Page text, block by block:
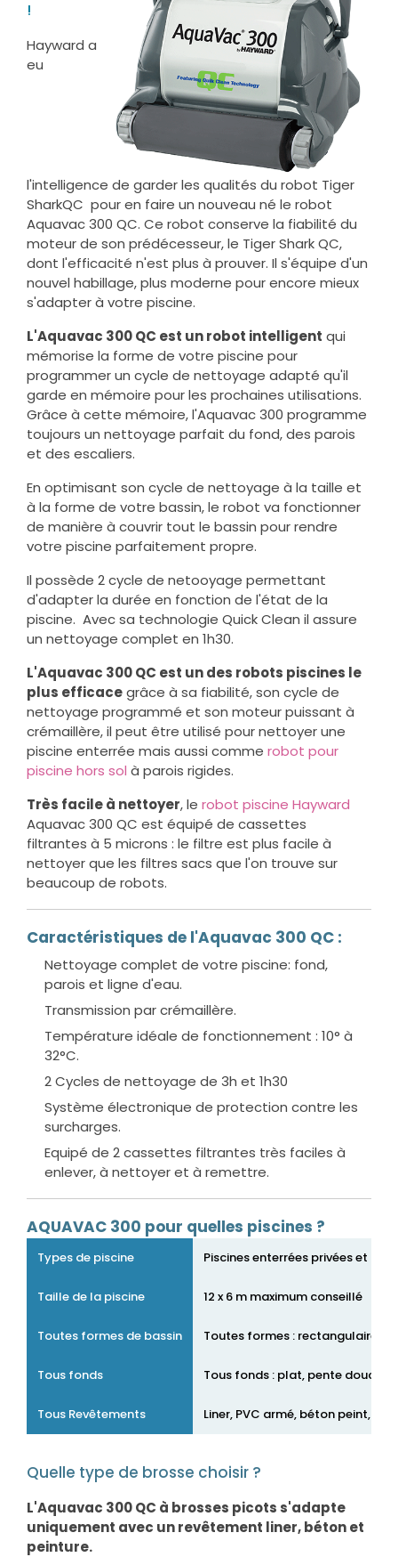
!
Hayward a
eu
l'intelligence de garder les qualités du robot Tiger
SharkQC pour en faire un nouveau né le robot
Aquavac 300 QC. Ce robot conserve la fiabilité du
moteur de son prédécesseur, le Tiger Shark QC,
dont l'efficacité n'est plus à prouver. Il s'équipe d'un
nouvel habillage, plus moderne pour encore mieux
s'adapter à votre piscine.
L'Aquavac 300 QC est un robot intelligent qui
mémorise la forme de votre piscine pour
programmer un cycle de nettoyage adapté qu'il
garde en mémoire pour les prochaines utilisations.
Grâce à cette mémoire, l'Aquavac 300 programme
toujours un nettoyage parfait du fond, des parois
et des escaliers.
En optimisant son cycle de nettoyage à la taille et
à la forme de votre bassin, le robot va fonctionner
de manière à couvrir tout le bassin pour rendre
votre piscine parfaitement propre.
Il possède 2 cycle de netooyage permettant
d'adapter la durée en fonction de l'état de la
piscine. Avec sa technologie Quick Clean il assure
un nettoyage complet en 1h30.
L'Aquavac 300 QC est un des robots piscines le
plus efficacegrâce à sa fiabilité, son cycle de
nettoyage programmé et son moteur puissant à
crémaillère, il peut être utilisé pour nettoyer une
piscine enterrée mais aussi comme robot pour
piscine hors sol à parois rigides.
Très facile à nettoyer, le robot piscine Hayward
Aquavac 300 QC est équipé de cassettes
filtrantes à 5 microns : le filtre est plus facile à
nettoyer que les filtres sacs que l'on trouve sur
beaucoup de robots.
Caractéristiques de l'Aquavac 300 QC :
Nettoyage complet de votre piscine: fond,
parois et ligne d'eau.
Transmission par crémaillère.
Température idéale de fonctionnement : 10° à
32°C.
2 Cycles de nettoyage de 3h et 1h30
Système électronique de protection contre les
surcharges.
Equipé de 2 cassettes filtrantes très faciles à
enlever, à nettoyer et à remettre.
AQUAVAC 300 pour quelles piscines ?
Types de piscine Piscines enterrées privées et
Taille de la piscine 12 x 6 m maximum conseillé
Toutes formes de bassin Toutes formes : rectangulaires,
Tous fonds Tous fonds : plat, pente douce,
Tous Revêtements Liner, PVC armé, béton peint,
Quelle type de brosse choisir ?
L'Aquavac 300 QC à brosses picots s'adapte
uniquement avec un revêtement liner, béton et
peinture.